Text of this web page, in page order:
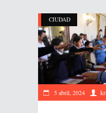
CIUDAD
5 abril, 2024